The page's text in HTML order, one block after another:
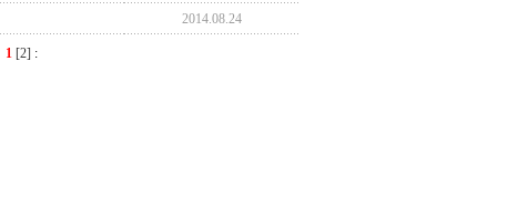
2014.08.24
1 [2] :